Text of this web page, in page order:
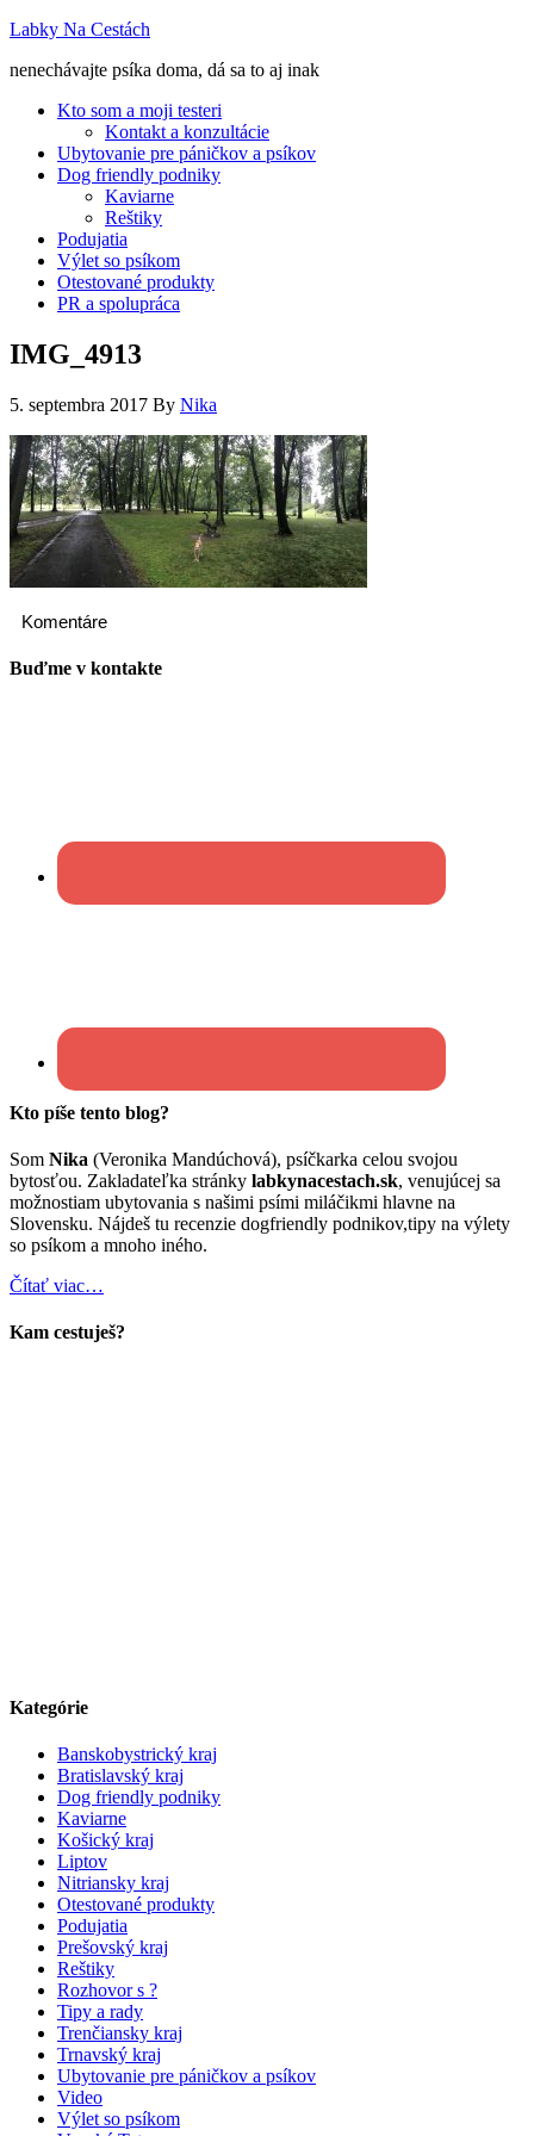
Labky Na Cestách
nenechávajte psíka doma, dá sa to aj inak
Kto som a moji testeri
Kontakt a konzultácie
Ubytovanie pre páničkov a psíkov
Dog friendly podniky
Kaviarne
Reštiky
Podujatia
Výlet so psíkom
Otestované produkty
PR a spolupráca
IMG_4913
5. septembra 2017 By Nika
Komentáre
Buďme v kontakte
Kto píše tento blog?
Som Nika (Veronika Mandúchová), psíčkarka celou svojou
bytosťou. Zakladateľka stránky labkynacestach.sk, venujúcej sa
možnostiam ubytovania s našimi psími miláčikmi hlavne na
Slovensku. Nájdeš tu recenzie dogfriendly podnikov,tipy na výlety
so psíkom a mnoho iného.
Čítať viac…
Kam cestuješ?
Kategórie
Banskobystrický kraj
Bratislavský kraj
Dog friendly podniky
Kaviarne
Košický kraj
Liptov
Nitriansky kraj
Otestované produkty
Podujatia
Prešovský kraj
Reštiky
Rozhovor s ?
Tipy a rady
Trenčiansky kraj
Trnavský kraj
Ubytovanie pre páničkov a psíkov
Video
Výlet so psíkom